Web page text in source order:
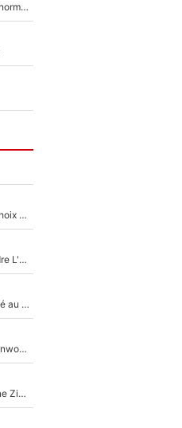
Victime de racisme contre Murray, Kyrgios pousse un énorme coup de gueule !
La Liga sur beIN Sports c’est terminé, DAZN a fait son choix pour Benjamin Da Silva et Omar Da Fonseca !
Raymond Domenech a posé ses conditions pour rejoindre L'EQUIPE du Soir : Il refuse de faire l'émission avec un autre chroniqueur !
Le transfert de Maghnes Akliouche menace Désiré Doué au PSG : «Je valide à 200%»
«La porte est ouverte pour tout le monde» : Mason Greenwood et Pierre-Emerick Aubameyang ont quitté l'OM, Amine Gouiri balance sur la suite du mercato et sur la réaction du vestiaire !
«Ça pue du c*l» : Quand Yannick Noah a clashé Zinedine Zidane, avant de se faire recadrer par le nouveau sélectionneur de l'équipe de France !